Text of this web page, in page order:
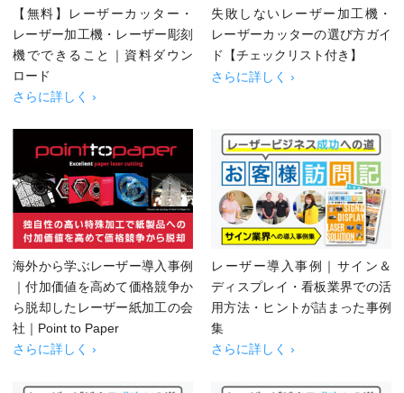
【無料】レーザーカッター・
レーザー加工機・レーザー彫刻
機でできること｜資料ダウン
ロード
さらに詳しく ›
失敗しないレーザー加工機・
レーザーカッターの選び方ガイ
ド【チェックリスト付き】
さらに詳しく ›
海外から学ぶレーザー導入事例
｜付加価値を高めて価格競争か
ら脱却したレーザー紙加工の会
社｜Point to Paper
さらに詳しく ›
レーザー導入事例｜サイン＆
ディスプレイ・看板業界での活
用方法・ヒントが詰まった事例
集
さらに詳しく ›